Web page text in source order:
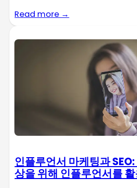
Read more →
인플루언서 마케팅과
상을 위해 인플루언서를